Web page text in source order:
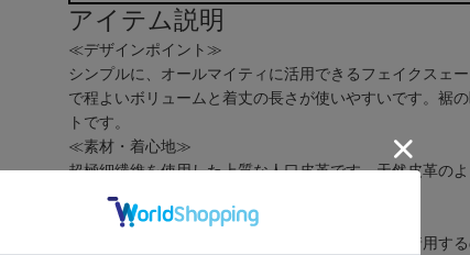
アイテム説明
≪デザインポイント≫
シンプルに、オールマイティに活用できるフェイクスェ
で程よいボリュームと着丈の長さが使いやすいです。裾
トです。
≪素材・着心地≫
超極細繊維を使用した上質な人口皮革です。天然皮革の
です。
≪おすすめの着こなし≫
オーバーサイズのシャツやジャケットに合わせて着用す